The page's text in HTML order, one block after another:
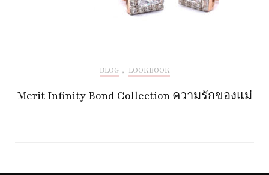
BLOG , LOOKBOOK
Merit Infinity Bond Collection ความรักของแม่